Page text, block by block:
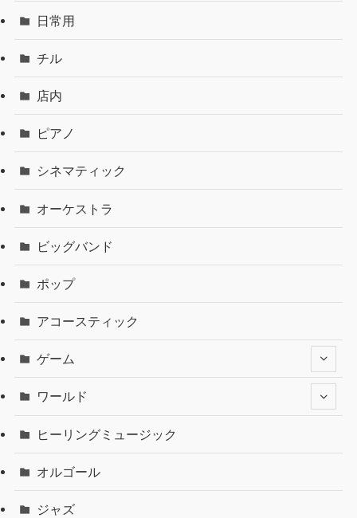
日常用
チル
店内
ピアノ
シネマティック
オーケストラ
ビッグバンド
ポップ
アコースティック
ゲーム
ワールド
ヒーリングミュージック
オルゴール
ジャズ